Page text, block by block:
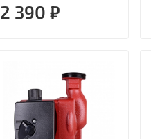
2 390 ₽